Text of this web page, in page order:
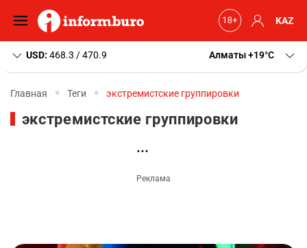
KAZ
USD: 468.3 / 470.9 Алматы+19 C
Главная Теги экстремистские группировки
экстремистские группировки